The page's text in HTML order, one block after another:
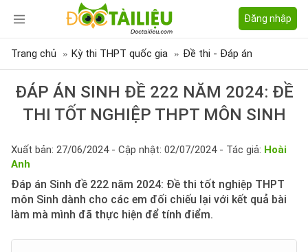
Đăng nhập
Trang chủ Kỳ thi THPT quốc gia Đề thi - Đáp án
ĐÁP ÁN SINH ĐỀ 222 NĂM 2024: ĐỀ
THI TỐT NGHIỆP THPT MÔN SINH
Xuất bản: 27/06/2024 - Cập nhật: 02/07/2024 - Tác giả: Hoài
Anh
Đáp án Sinh đề 222 năm 2024: Đề thi tốt nghiệp THPT
môn Sinh dành cho các em đối chiếu lại với kết quả bài
làm mà mình đã thực hiện để tính điểm.